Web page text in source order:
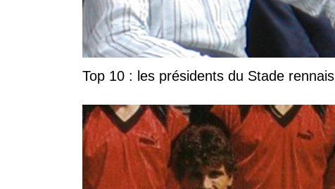
Top 10 : les présidents du Stade rennais